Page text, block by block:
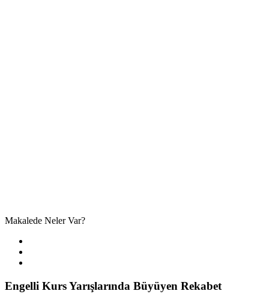
Makalede Neler Var?
Engelli Kurs Yarışlarında Büyüyen Rekabet